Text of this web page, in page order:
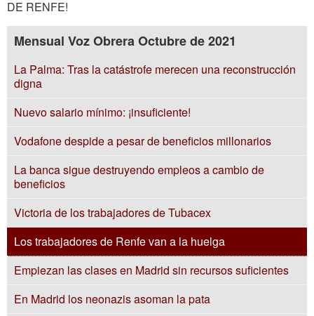
DE RENFE!
Mensual Voz Obrera Octubre de 2021
La Palma: Tras la catástrofe merecen una reconstrucción
digna
Nuevo salario mínimo: ¡insuficiente!
Vodafone despide a pesar de beneficios millonarios
La banca sigue destruyendo empleos a cambio de
beneficios
Victoria de los trabajadores de Tubacex
Los trabajadores de Renfe van a la huelga
Empiezan las clases en Madrid sin recursos suficientes
En Madrid los neonazis asoman la pata